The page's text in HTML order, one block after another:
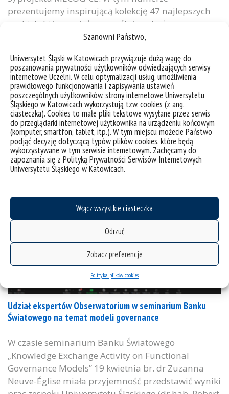
Szanowni Państwo,
Uniwersytet Śląski w Katowicach przywiązuje dużą wagę do
poszanowania prywatności użytkowników odwiedzających serwisy
internetowe Uczelni. W celu optymalizacji usług, umożliwienia
prawidłowego funkcjonowania i zapisywania ustawień
poszczególnych użytkowników, strony internetowe Uniwersytetu
Śląskiego w Katowicach wykorzystują tzw. cookies (z ang.
ciasteczka). Cookies to małe pliki tekstowe wysyłane przez serwis
do przeglądarki internetowej użytkownika na urządzeniu końcowym
(komputer, smartfon, tablet, itp.). W tym miejscu możecie Państwo
podjąć decyzję dotyczącą typów plików cookies, które będą
wykorzystywane w tym serwisie internetowym. Zachęcamy do
zapoznania się z Polityką Prywatności Serwisów Internetowych
Uniwersytetu Śląskiego w Katowicach.
Włącz wszystkie ciasteczka
Odrzuć
Zobacz preferencje
Polityka plików cookies
prezentujemy inspirującą kolekcję 47 najlepszych
praktyk, które zostały pomyślnie wdrożone w
obszarach metropolitalnych naszych partnerów w
innych obszarów metropolitalnych. W sumie to
imponujące 76 przykłady rozmaitych inicjatyw i
narzędzi! Brzmi ekscytująco, prawda? Ponadto
poznacie systemy zarządzania...
kategorie:aktualności
tagi :#cooperationiscentral;#meco-ce;#metropolis;#metropolitan area #dobrepraktyki
#europa
#mecog-ce
#metropolie #obszarymetropolitalne
Udział ekspertów Obserwatorium w seminarium Banku
Światowego na temat modeli governance
W czasie seminarium Banku Światowego
„Knowledge Exchange Activity on Functional
Governance Models” 19 kwietnia br. dr Zuzanna
Neuve-Église miała przyjemność przedstawić wyniki